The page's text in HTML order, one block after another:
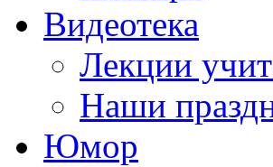
Видеотека
Лекции
Наши
Юмор